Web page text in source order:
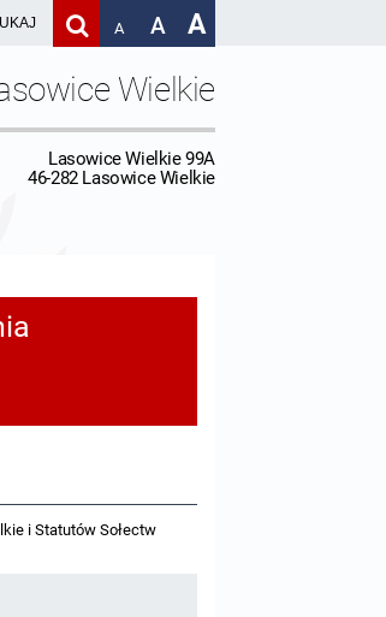
A A A
Wielkie
Lasowice Wielkie 99A
46-282 Lasowice Wielkie
i Statutów Sołectw